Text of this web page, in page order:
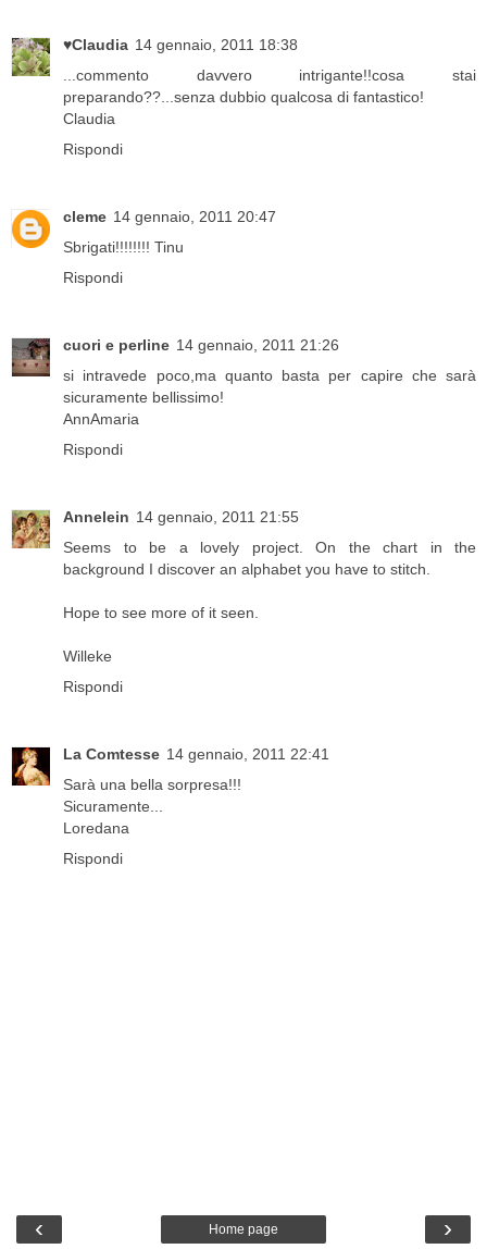
♥Claudia 14 gennaio, 2011 18:38
...commento davvero intrigante!!cosa stai
preparando??...senza dubbio qualcosa di fantastico!
Claudia
Rispondi
cleme 14 gennaio, 2011 20:47
Sbrigati!!!!!!!! Tinu
Rispondi
cuori e perline 14 gennaio, 2011 21:26
si intravede poco,ma quanto basta per capire che sarà
sicuramente bellissimo!
AnnAmaria
Rispondi
Annelein 14 gennaio, 2011 21:55
Seems to be a lovely project. On the chart in the
background I discover an alphabet you have to stitch.
Hope to see more of it seen.
Willeke
Rispondi
La Comtesse 14 gennaio, 2011 22:41
Sarà una bella sorpresa!!!
Sicuramente...
Loredana
Rispondi
‹ ›
Home page